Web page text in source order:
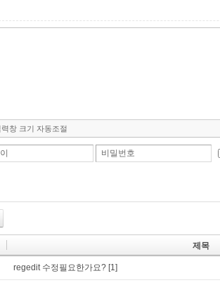
력창 크기 자동조절
비밀번호
제목
regedit 수정필요한가요? [1]